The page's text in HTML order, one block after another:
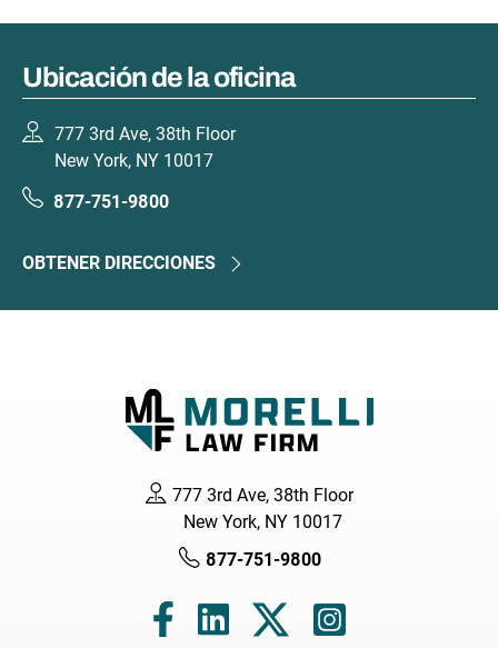
Ubicación de la oficina
777 3rd Ave, 38th Floor
New York, NY 10017
877-751-9800
OBTENER DIRECCIONES
777 3rd Ave, 38th Floor
New York, NY 10017
877-751-9800